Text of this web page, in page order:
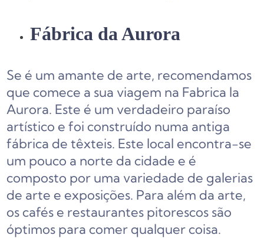
Fábrica da Aurora
Se é um amante de arte, recomendamos
que comece a sua viagem na Fabrica la
Aurora. Este é um verdadeiro paraíso
artístico e foi construído numa antiga
fábrica de têxteis. Este local encontra-se
um pouco a norte da cidade e é
composto por uma variedade de galerias
de arte e exposições. Para além da arte,
os cafés e restaurantes pitorescos são
óptimos para comer qualquer coisa.